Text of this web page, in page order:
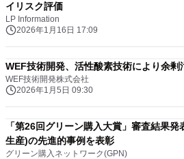
イリスク評価
LP Information
2026年1月16日 17:09
WEF技術開発、活性酸素技術により余剰
WEF技術開発株式会社
2026年1月5日 09:30
「第26回グリーン購入大賞」審査結果
生産)の先進的事例を表彰
グリーン購入ネットワーク(GPN)